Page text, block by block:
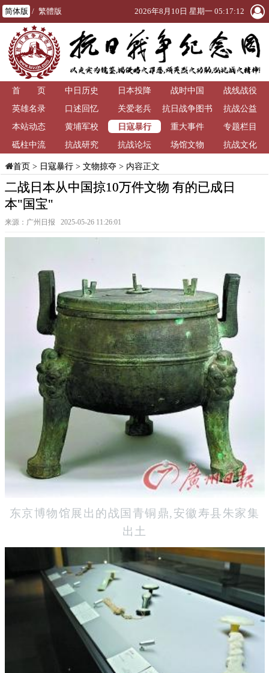
简体版 / 繁體版 2026年8月10日 星期一 05:17:13
首 页 中日历史 日本投降 战时中国
战线战役
英雄名录
口述回忆 关爱老兵
抗日战争图书
馆
抗战公益
本站动态
黄埔军校 日寇暴行 重大事件
专题栏目
砥柱中流
抗战研究 抗战论坛 场馆文物 抗战文化
首页> 日寇暴行> 文物掠夺> 内容正文
二战日本从中国掠10万件文物 有的已成日
本"国宝"
来源：广州日报 2025-05-26 11:26:01
东京博物馆展出的战国青铜鼎,安徽寿县朱家集
出土